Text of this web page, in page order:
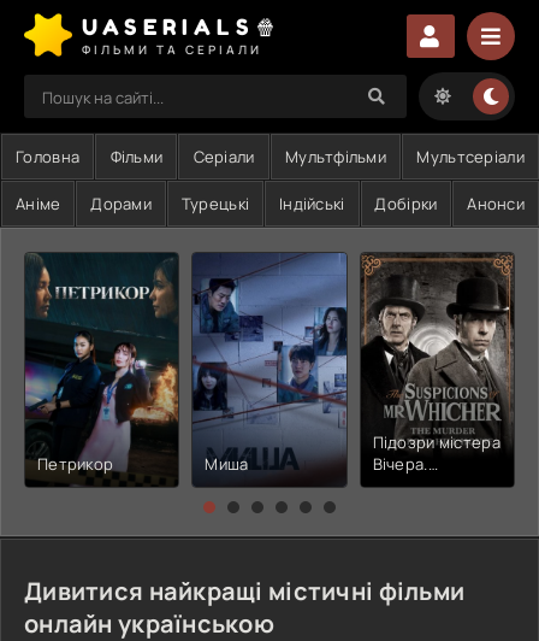
UASERIALS🍿
ФІЛЬМИ ТА СЕРІАЛИ
Головна Фільми Серіали Мультфільми Мультсеріали
Аніме Дорами Турецькі Індійські Добірки Анонси
Петрикор Миша
Підозри містера
Вічера.
Убивство в
Дивитися найкращі містичні фільми
онлайн українською